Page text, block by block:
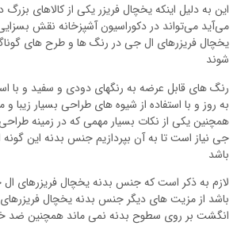
این به دلیل اینکه یخچال فریزر یکی از کالاهای
می‌آید می‌تواند در دکوراسیون آشپزخانه نقش
یخچال فریزرهای ال جی در رنگ ها و طرح های
شوند
رنگ های قابل عرضه به رنگهای دودی و سفید و با
به روز و با استفاده از شیوه های طراحی بسیار زیبا
همچنین یکی از نکات بسیار مهمی که در زمینه
جی نیاز است تا به آن بپردازیم جنس بدنه این
باشد
لازم به ذکر است که جنس بدنه یخچال فریزرهای
باشد از مزیت های دیگر جنس بدنه یخچال فریزرهای
انگشت بر روی سطوح بدنه نمی ماند همچنین